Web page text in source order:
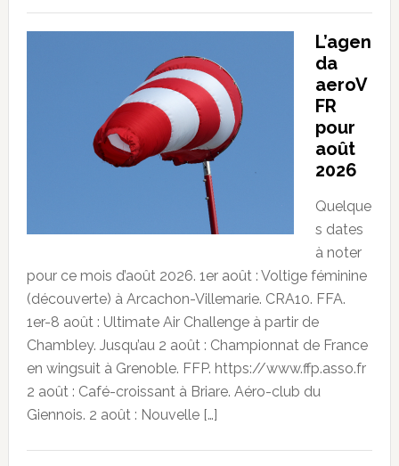
L’agen
da
aeroV
FR
pour
août
2026
Quelque
s dates
à noter
pour ce mois d’août 2026. 1er août : Voltige féminine
(découverte) à Arcachon-Villemarie. CRA10. FFA.
1er-8 août : Ultimate Air Challenge à partir de
Chambley. Jusqu’au 2 août : Championnat de France
en wingsuit à Grenoble. FFP. https://www.ffp.asso.fr
2 août : Café-croissant à Briare. Aéro-club du
Giennois. 2 août : Nouvelle […]